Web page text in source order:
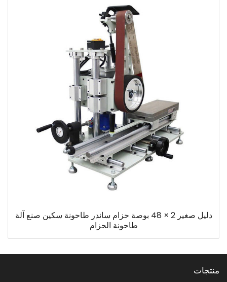
دليل صغير 2 × 48 بوصة حزام ساندر طاحونة سكين صنع آلة
طاحونة الحزام
منتجات